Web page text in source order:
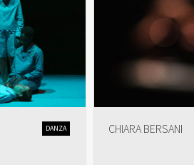
DANZA CHIARA BERSANI